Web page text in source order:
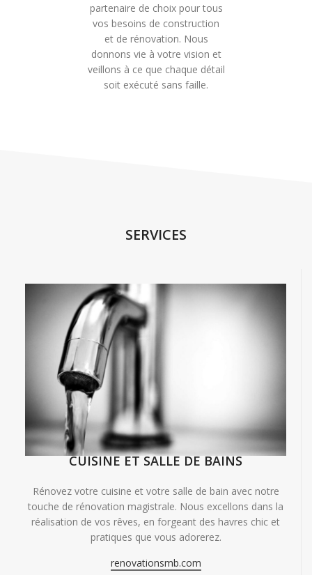
partenaire de choix pour tous
vos besoins de construction
et de rénovation. Nous
donnons vie à votre vision et
veillons à ce que chaque détail
soit exécuté sans faille.
SERVICES
CUISINE ET SALLE DE BAINS
Rénovez votre cuisine et votre salle de bain avec notre
touche de rénovation magistrale. Nous excellons dans la
réalisation de vos rêves, en forgeant des havres chic et
pratiques que vous adorerez.
renovationsmb.com